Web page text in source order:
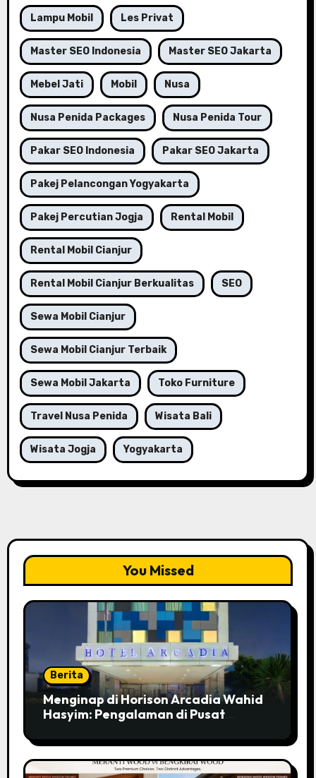
Lampu Mobil Les Privat
Master SEO Indonesia Master SEO Jakarta
Mebel Jati Mobil Nusa
Nusa Penida Packages Nusa Penida Tour
Pakar SEO Indonesia Pakar SEO Jakarta
Pakej Pelancongan Yogyakarta
Pakej Percutian Jogja Rental Mobil
Rental Mobil Cianjur
Rental Mobil Cianjur Berkualitas SEO
Sewa Mobil Cianjur
Sewa Mobil Cianjur Terbaik
Sewa Mobil Jakarta Toko Furniture
Travel Nusa Penida Wisata Bali
Wisata Jogja Yogyakarta
You Missed
Berita
Menginap di Horison Arcadia Wahid
Hasyim: Pengalaman di Pusat